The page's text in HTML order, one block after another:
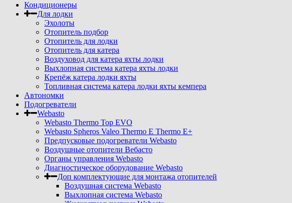
Кондиционеры
Для лодки
Эхолоты
Отопитель подбор
Отопитель для лодки
Отопитель для катера
Воздуховод для катера яхты лодки
Выхлопная система катера яхты лодки
Крепёж катера лодки яхты
Топливная система катера лодки яхты кемпера
Автономки
Подогреватели
Webasto
Webasto Thermo Top EVO
Webasto Spheros Valeo Thermo E Thermo E+
Предпусковые подогреватели Webasto
Воздушные отопители Вебасто
Органы управления Webasto
Диагностическое оборудование Webasto
Доп комплектующие для монтажа отопителей
Воздушная система Webasto
Выхлопная система Webasto